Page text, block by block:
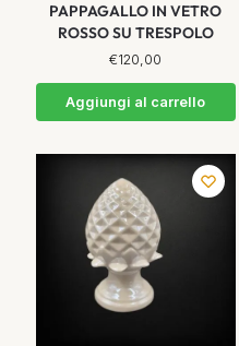
PAPPAGALLO IN VETRO
ROSSO SU TRESPOLO
€120,00
Aggiungi al carrello